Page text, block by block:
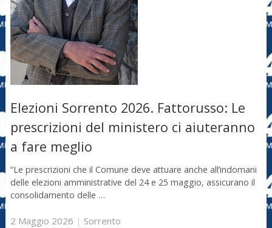
Elezioni Sorrento 2026. Fattorusso: Le
prescrizioni del ministero ci aiuteranno
a fare meglio
“Le prescrizioni che il Comune deve attuare anche all’indomani
delle elezioni amministrative del 24 e 25 maggio, assicurano il
consolidamento delle …
2 Maggio 2026 | Sorrento